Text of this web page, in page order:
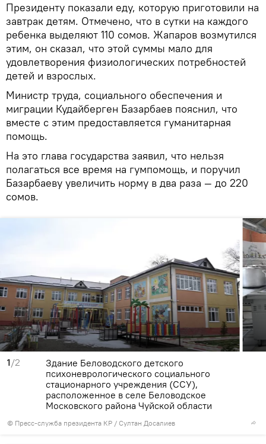
Президенту показали еду, которую приготовили на
завтрак детям. Отмечено, что в сутки на каждого
ребенка выделяют 110 сомов. Жапаров возмутился
этим, он сказал, что этой суммы мало для
удовлетворения физиологических потребностей
детей и взрослых.
Министр труда, социального обеспечения и
миграции Кудайберген Базарбаев пояснил, что
вместе с этим предоставляется гуманитарная
помощь.
На это глава государства заявил, что нельзя
полагаться все время на гумпомощь, и поручил
Базарбаеву увеличить норму в два раза — до 220
сомов.
1/2
© Пресс-служба президента КР / Султан Досалиев
Здание Беловодского детского
психоневрологического социального
стационарного учреждения (ССУ),
расположенное в селе Беловодское
Московского района Чуйской области